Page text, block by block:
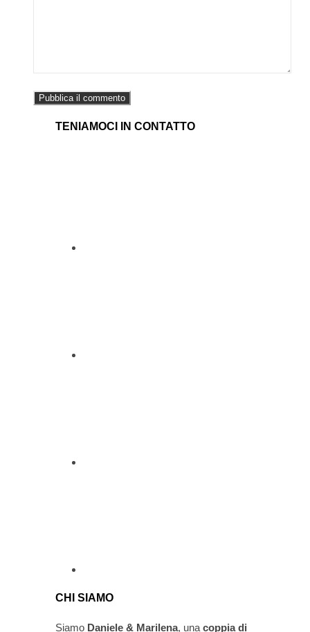
TENIAMOCI IN CONTATTO
CHI SIAMO
Siamo Daniele & Marilena, una coppia di